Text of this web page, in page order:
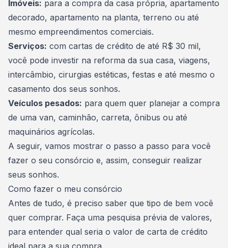
Imóveis: para a compra da casa própria, apartamento
decorado, apartamento na planta, terreno ou até
mesmo empreendimentos comerciais.
Serviços: com cartas de crédito de até R$ 30 mil,
você pode investir na reforma da sua casa, viagens,
intercâmbio, cirurgias estéticas, festas e até mesmo o
casamento dos seus sonhos.
Veículos pesados: para quem quer planejar a compra
de uma van, caminhão, carreta, ônibus ou até
maquinários agrícolas.
A seguir, vamos mostrar o passo a passo para você
fazer o seu consórcio e, assim, conseguir realizar
seus sonhos.
Como fazer o meu consórcio
Antes de tudo, é preciso saber que tipo de bem você
quer comprar. Faça uma pesquisa prévia de valores,
para entender qual seria o valor de carta de crédito
ideal para a sua compra.